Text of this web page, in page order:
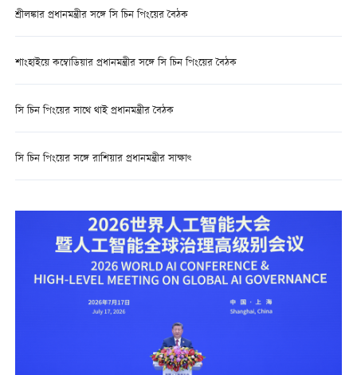
শ্রীলঙ্কার প্রধানমন্ত্রীর সঙ্গে সি চিন পিংয়ের বৈঠক
শাংহাইয়ে কম্বোডিয়ার প্রধানমন্ত্রীর সঙ্গে সি চিন পিংয়ের বৈঠক
সি চিন পিংয়ের সাথে থাই প্রধানমন্ত্রীর বৈঠক
সি চিন পিংয়ের সঙ্গে রাশিয়ার প্রধানমন্ত্রীর সাক্ষাৎ